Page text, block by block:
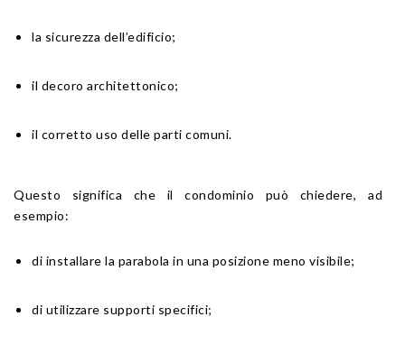
la sicurezza dell’edificio;
il decoro architettonico;
il corretto uso delle parti comuni.
Questo significa che il condominio può chiedere, ad
esempio:
di installare la parabola in una posizione meno visibile;
di utilizzare supporti specifici;